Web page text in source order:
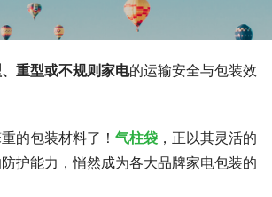
重型或不规则家电的运输安全与包装效
的包装材料了！ 气柱袋 ，正以其灵活的
护能力，悄然成为各大品牌家电包装的